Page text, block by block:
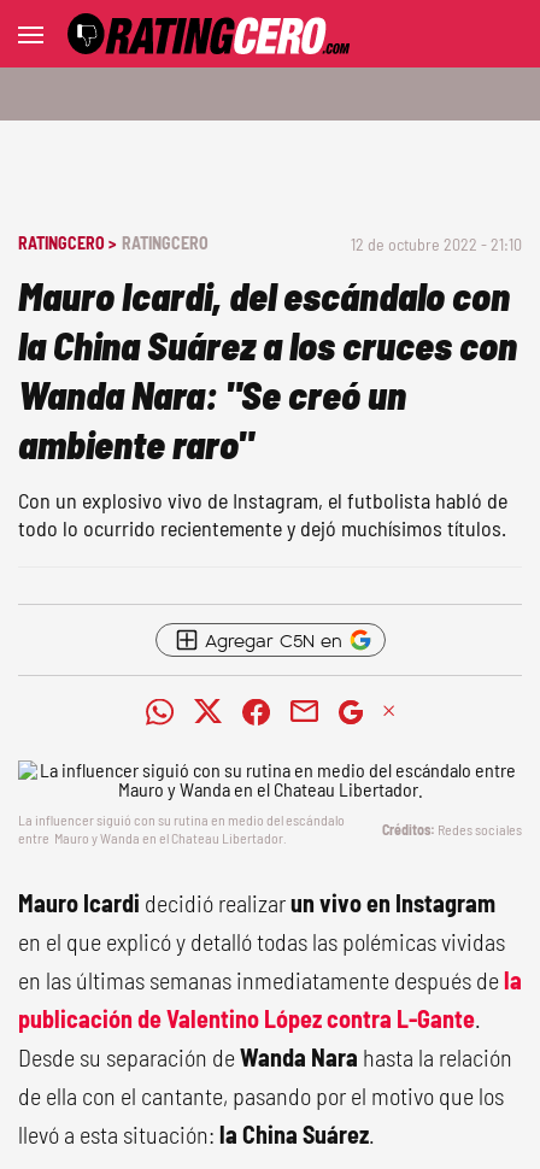
RATINGCERO > RATINGCERO 12 de octubre 2022 - 21:10
Mauro Icardi, del escándalo con
la China Suárez a los cruces con
Wanda Nara: "Se creó un
ambiente raro"
Con un explosivo vivo de Instagram, el futbolista habló de
todo lo ocurrido recientemente y dejó muchísimos títulos.
Agregar C5N en
La influencer siguió con su rutina en medio del escándalo
entre Mauro y Wanda en el Chateau Libertador.
Redes sociales
Mauro Icardi decidió realizarun vivo en Instagram
en el que explicó y detalló todas las polémicas vividas
en las últimas semanas inmediatamente después dela
publicación deValentino Lópezcontra L-Gante.
Desde su separación deWanda Nara hasta la relación
de ella con el cantante, pasando por el motivo que los
llevó a esta situación: la China Suárez.